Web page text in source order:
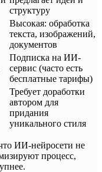
структуру
Высокая: обработка
текста, изображений,
документов
Подписка на ИИ-
сервис (часто есть
бесплатные тарифы)
Требует доработки
автором для
придания
уникального стиля
ИИ-нейросети не
процесс,